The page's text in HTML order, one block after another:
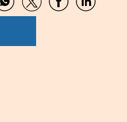
Compartir
por
Compartir
por
CompartirCompartir